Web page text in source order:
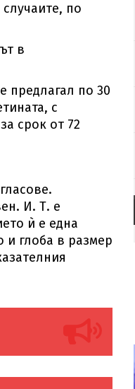
по
в
предлагал по 30
с
срок от 72
И. Т. е
ѝ е една
и глоба в размер